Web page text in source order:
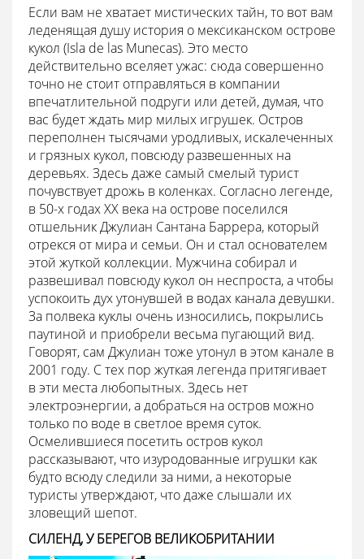
Если вам не хватает мистических тайн, то вот вам
леденящая душу история о мексиканском острове
кукол (Isla de las Munecas). Это место
действительно вселяет ужас: сюда совершенно
точно не стоит отправляться в компании
впечатлительной подруги или детей, думая, что
вас будет ждать мир милых игрушек. Остров
переполнен тысячами уродливых, искалеченных
и грязных кукол, повсюду развешенных на
деревьях. Здесь даже самый смелый турист
почувствует дрожь в коленках. Согласно легенде,
в 50-х годах XX века на острове поселился
отшельник Джулиан Сантана Баррера, который
отрекся от мира и семьи. Он и стал основателем
этой жуткой коллекции. Мужчина собирал и
развешивал повсюду кукол он неспроста, а чтобы
успокоить дух утонувшей в водах канала девушки.
За полвека куклы очень износились, покрылись
паутиной и приобрели весьма пугающий вид.
Говорят, сам Джулиан тоже утонул в этом канале в
2001 году. С тех пор жуткая легенда притягивает
в эти места любопытных. Здесь нет
электроэнергии, а добраться на остров можно
только по воде в светлое время суток.
Осмелившиеся посетить остров кукол
рассказывают, что изуродованные игрушки как
будто всюду следили за ними, а некоторые
туристы утверждают, что даже слышали их
зловещий шепот.
СИЛЕНД, У БЕРЕГОВ ВЕЛИКОБРИТАНИИ